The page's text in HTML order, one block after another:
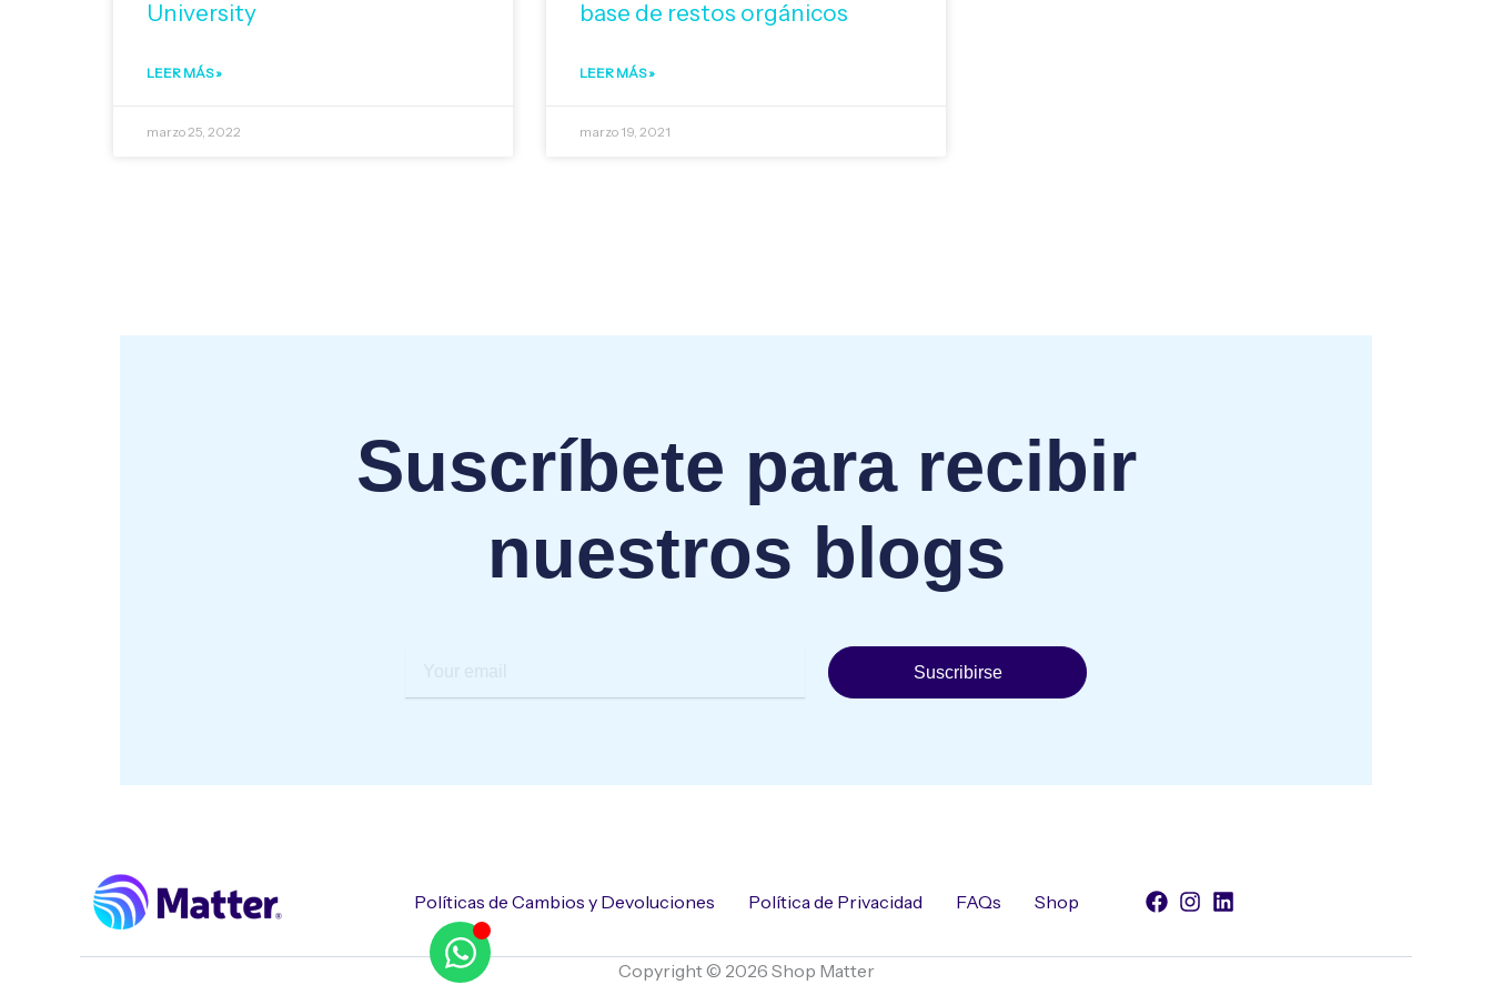
University
LEER MÁS »
marzo 25, 2022
base de restos orgánicos
LEER MÁS »
marzo 19, 2021
Suscríbete para recibir
nuestros blogs
Suscribirse
Políticas de Cambios y Devoluciones Política de Privacidad FAQs Shop
Copyright © 2026 Shop Matter